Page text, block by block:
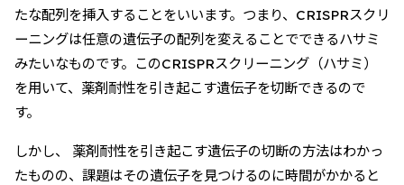
たな配列を挿入することをいいます。つまり、CRISPRスクリ
ーニングは任意の遺伝子の配列を変えることでできるハサミ
みたいなものです。このCRISPRスクリーニング（ハサミ）
を用いて、薬剤耐性を引き起こす遺伝子を切断できるので
す。
しかし、 薬剤耐性を引き起こす遺伝子の切断の方法はわかっ
たものの、課題はその遺伝子を見つけるのに時間がかかると